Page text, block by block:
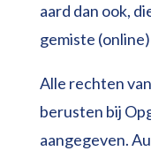
aard dan ook,
gemiste
Alle rechten
berusten bij
aangegeven.